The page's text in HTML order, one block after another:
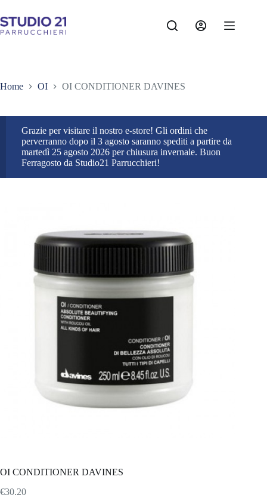
al
contenuto
Home OI OI CONDITIONER DAVINES
Grazie per visitare il nostro e-store! Gli ordini che
perverranno dopo il 3 agosto saranno spediti a partire da
martedì 25 agosto 2026 per chiusura invernale. Buon
Ferragosto da Studio21 Parrucchieri!
OI CONDITIONER DAVINES
€30.20